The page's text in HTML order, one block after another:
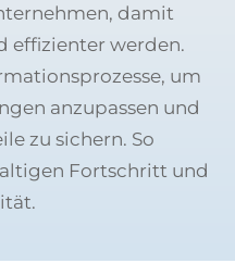
damit
effizienter werden.
um
anzupassen und
zu sichern. So
Fortschritt und